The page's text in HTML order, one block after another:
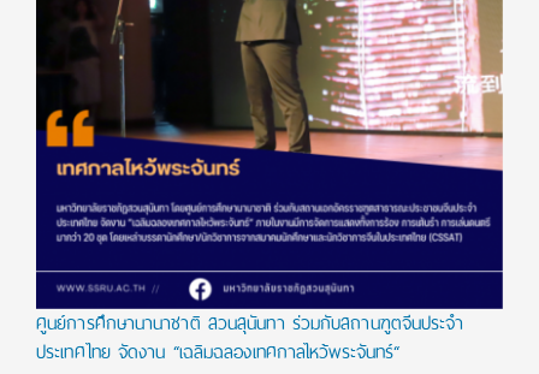
ศูนย์การศึกษานานาชาติ สวนสุนันทา ร่วมกับสถานฑูตจีนประจำ
ประเทศไทย จัดงาน “เฉลิมฉลองเทศกาลไหว้พระจันทร์“